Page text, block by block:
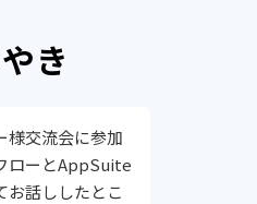
き
様交流会に参加
ローとAppSuite
お話ししたとこ